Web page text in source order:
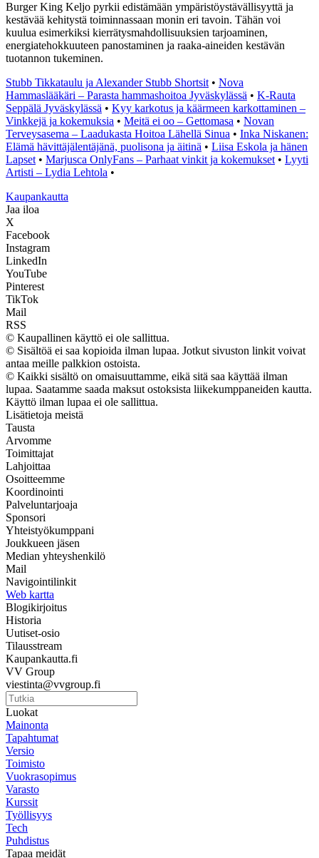
Burger King Keljo pyrkii edistämään ympäristöystävällisyyttä ja
kestävää kehitystä toiminnassaan monin eri tavoin. Tähän voi
kuulua esimerkiksi kierrätysmahdollisuuksien tarjoaminen,
energiatehokkuuteen panostaminen ja raaka-aineiden kestävän
tuotannon tukeminen.
Stubb Tikkataulu ja Alexander Stubb Shortsit • Nova
Hammaslääkäri – Parasta hammashoitoa Jyväskylässä • K-Rauta
Seppälä Jyväskylässä • Kyy karkotus ja käärmeen karkottaminen –
Vinkkejä ja kokemuksia • Meitä ei oo – Gettomasa • Novan
Terveysasema – Laadukasta Hoitoa Lähellä Sinua • Inka Niskanen:
Elämä hävittäjälentäjänä, puolisona ja äitinä • Liisa Eskola ja hänen
Lapset • Marjusca OnlyFans – Parhaat vinkit ja kokemukset • Lyyti
Artisti – Lydia Lehtola •
Kaupankautta
Jaa iloa
X
Facebook
Instagram
LinkedIn
YouTube
Pinterest
TikTok
Mail
RSS
© Kaupallinen käyttö ei ole sallittua.
© Sisältöä ei saa kopioida ilman lupaa. Jotkut sivuston linkit voivat
antaa meille palkkion ostoista.
© Kaikki sisältö on omaisuuttamme, eikä sitä saa käyttää ilman
lupaa. Saatamme saada maksut ostoksista liikekumppaneiden kautta.
Käyttö ilman lupaa ei ole sallittua.
Lisätietoja meistä
Tausta
Arvomme
Toimittajat
Lahjoittaa
Osoitteemme
Koordinointi
Palveluntarjoaja
Sponsori
Yhteistyökumppani
Joukkueen jäsen
Median yhteyshenkilö
Mail
Navigointilinkit
Web kartta
Blogikirjoitus
Historia
Uutiset-osio
Tilausstream
Kaupankautta.fi
VV Group
viestinta@vvgroup.fi
Luokat
Mainonta
Tapahtumat
Versio
Toimisto
Vuokrasopimus
Varasto
Kurssit
Työllisyys
Tech
Puhdistus
Tapaa meidät